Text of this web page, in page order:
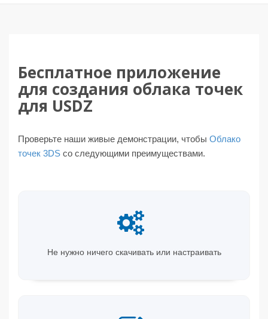
Бесплатное приложение
для создания облака точек
для USDZ
Проверьте наши живые демонстрации, чтобы Облако
точек 3DS со следующими преимуществами.
Не нужно ничего скачивать или настраивать